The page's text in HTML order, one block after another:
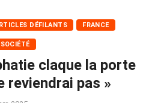
DÉFILANTS FRANCE
SOCIÉTÉ
claque la porte
reviendrai pas »